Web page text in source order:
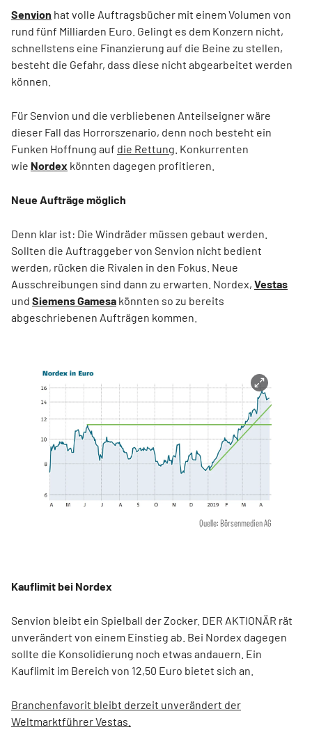
Senvion hat volle Auftragsbücher mit einem Volumen von
rund fünf Milliarden Euro. Gelingt es dem Konzern nicht,
schnellstens eine Finanzierung auf die Beine zu stellen,
besteht die Gefahr, dass diese nicht abgearbeitet werden
können.
Für Senvion und die verbliebenen Anteilseigner wäre
dieser Fall das Horrorszenario, denn noch besteht ein
Funken Hoffnung auf die Rettung . Konkurrenten
wie Nordex könnten dagegen profitieren.
Neue Aufträge möglich
Denn klar ist: Die Windräder müssen gebaut werden.
Sollten die Auftraggeber von Senvion nicht bedient
werden, rücken die Rivalen in den Fokus. Neue
Ausschreibungen sind dann zu erwarten. Nordex, Vestas
und Siemens Gamesa könnten so zu bereits
abgeschriebenen Aufträgen kommen.
Quelle: Börsenmedien AG
Kauflimit bei Nordex
Senvion bleibt ein Spielball der Zocker. DER AKTIONÄR rät
unverändert von einem Einstieg ab. Bei Nordex dagegen
sollte die Konsolidierung noch etwas andauern. Ein
Kauflimit im Bereich von 12,50 Euro bietet sich an.
Branchenfavorit bleibt derzeit unverändert der
Weltmarktführer Vestas.